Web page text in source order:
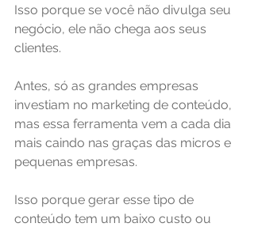
Isso porque se você não divulga seu
negócio, ele não chega aos seus
clientes.
Antes, só as grandes empresas
investiam no marketing de conteúdo,
mas essa ferramenta vem a cada dia
mais caindo nas graças das micros e
pequenas empresas.
Isso porque gerar esse tipo de
conteúdo tem um baixo custo ou